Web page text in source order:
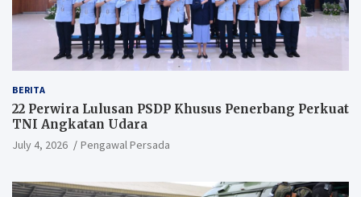
BERITA
22 Perwira Lulusan PSDP Khusus Penerbang Perkuat
TNI Angkatan Udara
July 4, 2026 Pengawal Persada